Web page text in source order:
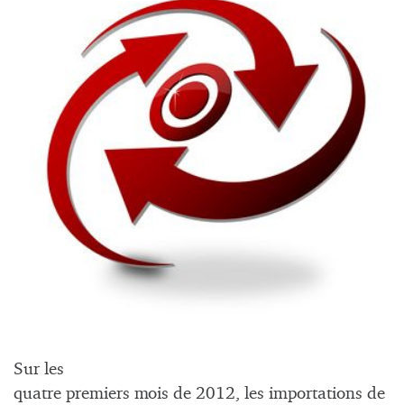
Sur les
quatre premiers mois de 2012, les importations de